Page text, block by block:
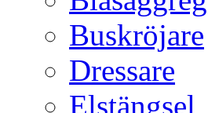
Buskröjare
Dressare
Elstängsel